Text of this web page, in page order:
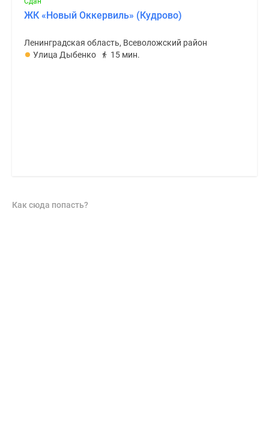
ЖК «Новый Оккервиль» (Кудрово)
Ленинградская область, Всеволожский район
Улица Дыбенко
15 мин.
Как сюда попасть?